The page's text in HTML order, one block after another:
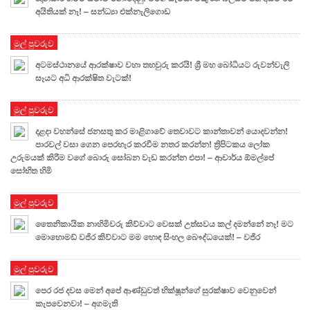
අයිතියක් නෑ! – සන්ධ්‍යා එක්නැලිගොඩ
මුල් පුවරුව
අටමස්ථානයේ ආරක්ෂාව වහා තහවුරු කරයි! ශ්‍රී මහ බෝධියට රුවන්වැලි
සෑයට අධි ආරක්ෂිත වැටක්!
මුල් පුවරුව
දළදා වහන්සේ ජනසතු කර මාළිගාවේ තෙවාවට කාන්තාවන් යොදවන්න!
පාරවල් වසා ගෙන පෙරහැර කරවීම නතර කරන්න! ත්‍රිපිටකය ලෝක
උරුමයක් කිරීම වගේ බොරු සෝබන වැඩ කරන්න එපා! – ආචාර්ය ඕමල්පේ
සෝභිත හිමි
මුල් පුවරුව
තෛනිකායික නාහිමිවරු කිව්වාට වෙසක් උත්සවය කල් දමන්නේ නෑ! මට
මොහොමඩ් වජිර කිව්වාට මම හොඳ සිංහල බෞද්ධයෙක්! – වජිර
මුල් පුවරුව
පෙර රජ දවස මෙන් අපේ ආණ්ඩුවත් භික්ෂූන්ගේ සුරක්ෂාව වෙනුවෙන්
කැපවෙනවා! – අගමැති